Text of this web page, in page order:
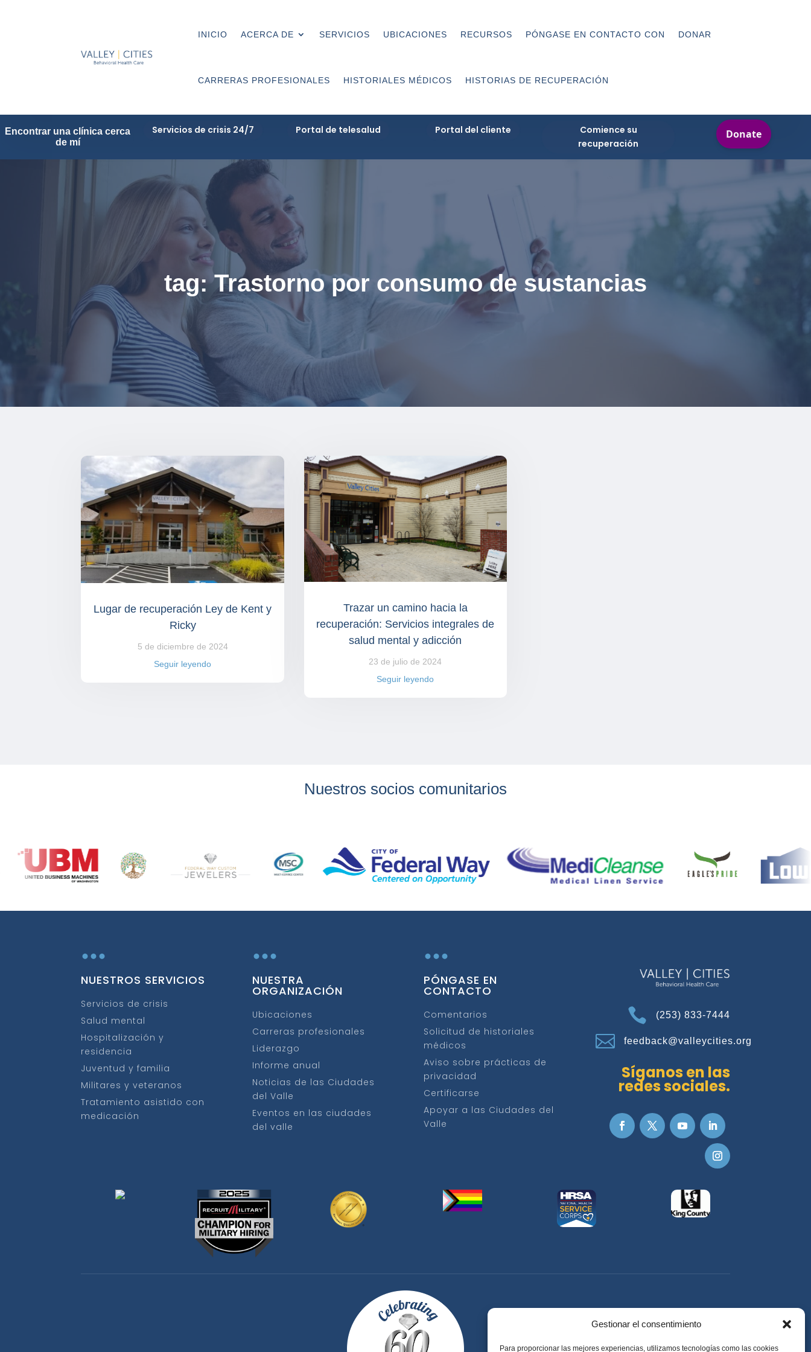
Gestionar el consentimiento
Para proporcionar las mejores experiencias, utilizamos tecnologías como las cookies
INICIO ACERCA DE SERVICIOS UBICACIONES RECURSOS PÓNGASE EN CONTACTO CON DONAR
CARRERAS PROFESIONALES HISTORIALES MÉDICOS HISTORIAS DE RECUPERACIÓN
Encontrar una clínica cerca
de mí
Servicios de crisis 24/7 Portal de telesalud Portal del cliente
Comience su
recuperación
tag: Trastorno por consumo de sustancias
Lugar de recuperación Ley de Kent y
Ricky
5 de diciembre de 2024
Seguir leyendo
Trazar un camino hacia la
recuperación: Servicios integrales de
salud mental y adicción
23 de julio de 2024
Seguir leyendo
Nuestros socios comunitarios
...
NUESTROS SERVICIOS
Servicios de crisis
Salud mental
Hospitalización y
residencia
Juventud y familia
Militares y veteranos
Tratamiento asistido con
medicación
...
NUESTRA
ORGANIZACIÓN
Ubicaciones
Carreras profesionales
Liderazgo
Informe anual
Noticias de las Ciudades
del Valle
Eventos en las ciudades
del valle
...
PÓNGASE EN
CONTACTO
Comentarios
Solicitud de historiales
médicos
Aviso sobre prácticas de
privacidad
Certificarse
Apoyar a las Ciudades del
Valle
 (253) 833-7444
 feedback@valleycities.org
Síganos en las
redes sociales.